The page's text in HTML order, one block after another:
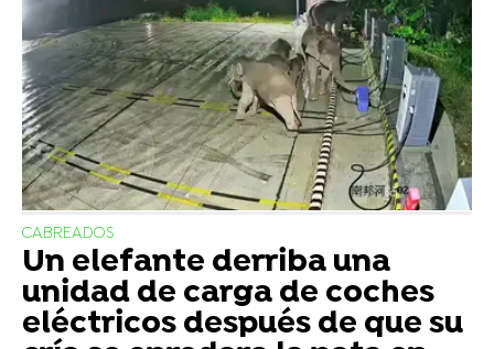
CABREADOS
Un elefante derriba una
unidad de carga de coches
eléctricos después de que su